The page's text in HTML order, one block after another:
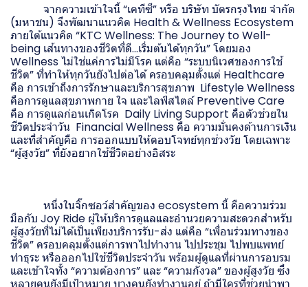
จากความเข้าใจนี้ “เคทีซี” หรือ บริษัท บัตรกรุงไทย จำกัด
(มหาชน) จึงพัฒนาแนวคิด Health & Wellness Ecosystem
ภายใต้แนวคิด “KTC Wellness: The Journey to Well-
being เส้นทางของชีวิตที่ดี…เริ่มต้นได้ทุกวัน” โดยมอง
Wellness ไม่ใช่แค่การไม่มีโรค แต่คือ “ระบบนิเวศของการใช้
ชีวิต” ที่ทำให้ทุกวันยังไปต่อได้ ครอบคลุมตั้งแต่ Healthcare
คือ การเข้าถึงการรักษาและบริการสุขภาพ Lifestyle Wellness
คือการดูแลสุขภาพกาย ใจ และไลฟ์สไตล์ Preventive Care
คือ การดูแลก่อนเกิดโรค Daily Living Support คือตัวช่วยใน
ชีวิตประจำวัน Financial Wellness คือ ความมั่นคงด้านการเงิน
และที่สำคัญคือ การออกแบบให้ตอบโจทย์ทุกช่วงวัย โดยเฉพาะ
“ผู้สูงวัย” ที่ยังอยากใช้ชีวิตอย่างอิสระ
หนึ่งในจิ๊กซอว์สำคัญของ ecosystem นี้ คือความร่วม
มือกับ Joy Ride ผู้ให้บริการดูแลและอำนวยความสะดวกสำหรับ
ผู้สูงวัยที่ไม่ได้เป็นเพียงบริการรับ-ส่ง แต่คือ “เพื่อนร่วมทางของ
ชีวิต” ครอบคลุมตั้งแต่การพาไปทำงาน ไปประชุม ไปพบแพทย์
ทำธุระ หรือออกไปใช้ชีวิตประจำวัน พร้อมผู้ดูแลที่ผ่านการอบรม
และเข้าใจทั้ง “ความต้องการ” และ “ความกังวล” ของผู้สูงวัย ซึ่ง
หลายคนยังมีเป้าหมาย บางคนยังทำงานอยู่ ถ้ามีใครที่ช่วยนำพา